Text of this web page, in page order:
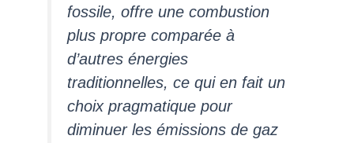
fossile, offre une combustion
plus propre comparée à
d’autres énergies
traditionnelles, ce qui en fait un
choix pragmatique pour
diminuer les émissions de gaz